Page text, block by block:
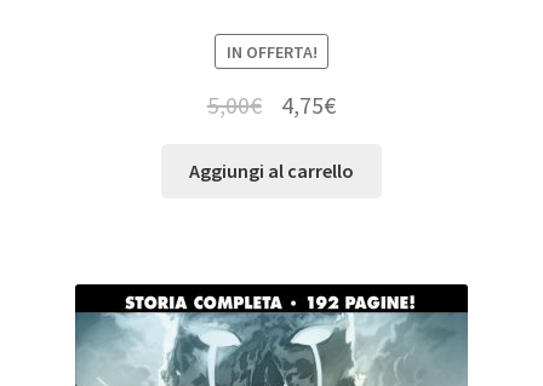
IN OFFERTA!
5,00€ 4,75€
Aggiungi al carrello